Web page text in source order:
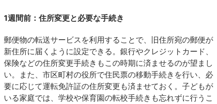
1週間前：住所変更と必要な手続き
郵便物の転送サービスを利用することで、旧住所宛の郵便が
新住所に届くように設定できる。銀行やクレジットカード、
保険などの住所変更手続きもこの時期に済ませるのが望まし
い。また、市区町村の役所で住民票の移動手続きを行い、必
要に応じて運転免許証の住所変更も済ませておく。子どもが
いる家庭では、学校や保育園の転校手続きも忘れずに行うこ